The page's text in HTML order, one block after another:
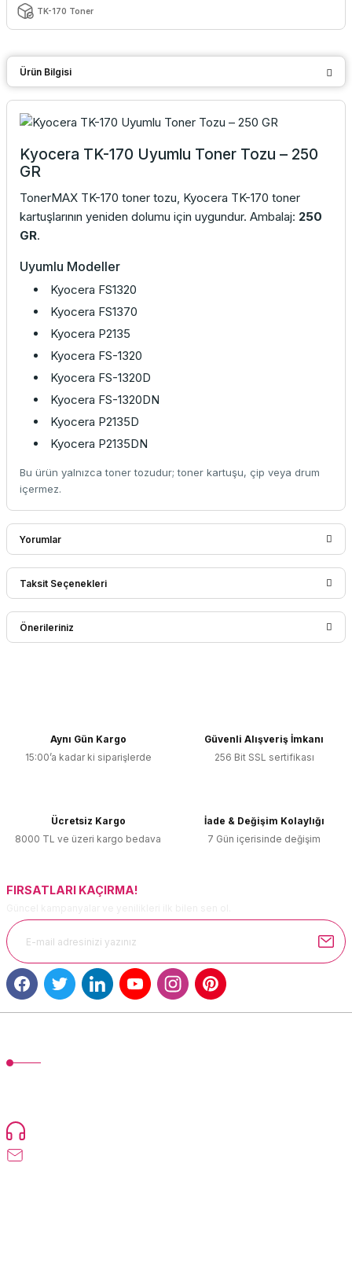
TK-170 Toner
Ürün Bilgisi
Kyocera TK-170 Uyumlu Toner Tozu – 250
GR
TonerMAX TK-170 toner tozu, Kyocera TK-170 toner
kartuşlarının yeniden dolumu için uygundur. Ambalaj: 250
GR.
Uyumlu Modeller
Kyocera FS1320
Kyocera FS1370
Kyocera P2135
Kyocera FS-1320
Kyocera FS-1320D
Kyocera FS-1320DN
Kyocera P2135D
Kyocera P2135DN
Bu ürün yalnızca toner tozudur; toner kartuşu, çip veya drum
içermez.
Yorumlar
Bu ürüne ilk yorumu siz yapın!
Taksit Seçenekleri
Önerileriniz
Ürün resmi kalitesiz, bozuk veya görüntülenemiyor.
Ürün fiyatı diğer sitelerden daha pahalı.
Bu ürüne benzer farklı alternatifler olmalı.
Aynı Gün Kargo
15:00’a kadar ki siparişlerde
Güvenli Alışveriş İmkanı
256 Bit SSL sertifikası
Ücretsiz Kargo
8000 TL ve üzeri kargo bedava
İade & Değişim Kolaylığı
7 Gün içerisinde değişim
FIRSATLARI KAÇIRMA!